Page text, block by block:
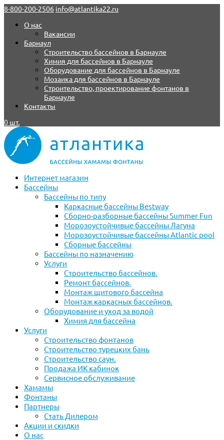
8-800-200-2506 info@atlantika22.ru
О нас
Вакансии
Барнаул
Строительство бассейнов в Барнауле
Химия для бассейнов в Барнауле
Оборудование для бассейнов в Барнауле
Мозаика для бассейнов в Барнауле
Строительство, проектирование фонтанов в
Барнауле
Контакты
0 шт.
Интернет магазин
Бассейны
Бассейны по типу
Каркасные бассейны Bestway
Сборно-разборные бассейны Summer Fun
Морозоустойчивые бассейны Лагуна
Морозоустойчивые бассейны Atlantic pool
Сборные бассейны
Бассейны по назначению
Услуги
Строительство бассейнов.
Ремонт бассейнов.
Монтаж щитового бассейна
Монтаж каркасных бассейнов.
Оборудование и уход за водой
Химия для бассейна
Услуги
Строительство фонтанов
Строительство турецких бань
Строительство саун.
Продажа ИК кабинок
Сервисное обслуживание
Хамамы
Фонтаны
Партнеры
Стать Дилером
Акции и скидки
О нас